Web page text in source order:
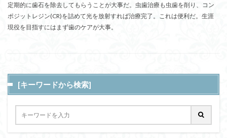
定期的に歯石を除去してもらうことが大事だ。虫歯治療も虫歯を削り、コン
ポジットレジン(CR)を詰めて光を放射すれば治療完了。これは便利だ。生涯
現役を目指すにはまず歯のケアが大事。
[キーワードから検索]